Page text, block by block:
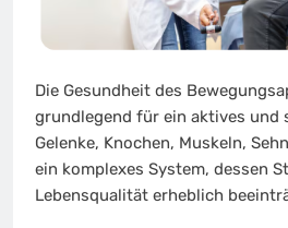
Die Gesundheit des
grundlegend für ein aktives und
Gelenke, Knochen, Muskeln,
ein komplexes System, dessen
Lebensqualität erheblich